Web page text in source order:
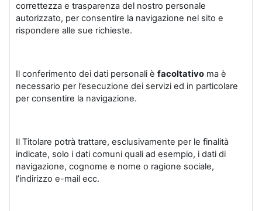
correttezza e trasparenza del nostro personale
autorizzato, per consentire la navigazione nel sito e
rispondere alle sue richieste.
Il conferimento dei dati personali è facoltativo ma è
necessario per l’esecuzione dei servizi ed in particolare
per consentire la navigazione.
Il Titolare potrà trattare, esclusivamente per le finalità
indicate, solo i dati comuni quali ad esempio, i dati di
navigazione, cognome e nome o ragione sociale,
l’indirizzo e-mail ecc.